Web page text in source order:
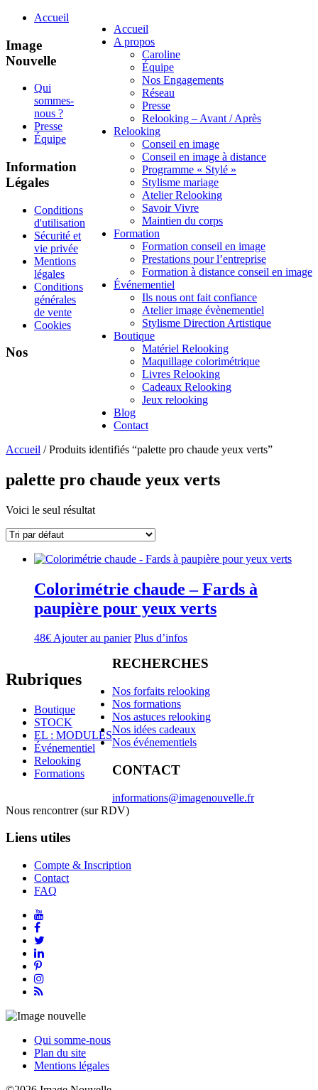
Accueil
A propos
Caroline
Équipe
Nos Engagements
Réseau
Presse
Relooking – Avant / Après
Relooking
Conseil en image
Conseil en image à distance
Programme « Stylé »
Stylisme mariage
Atelier Relooking
Savoir Vivre
Maintien du corps
Formation
Formation conseil en image
Prestations pour l’entreprise
Formation à distance conseil en image
Événementiel
Ils nous ont fait confiance
Atelier image évènementiel
Stylisme Direction Artistique
Boutique
Matériel Relooking
Maquillage colorimétrique
Livres Relooking
Cadeaux Relooking
Jeux relooking
Blog
Contact
Accueil
Accueil / Produits identifiés “palette pro chaude yeux verts”
palette pro chaude yeux verts
Voici le seul résultat
Colorimétrie chaude – Fards à
paupière pour yeux verts
48€Ajouter au panier Plus d’infos
Rubriques
Boutique
STOCK
EL : MODULES
Événementiel
Relooking
Formations
Image
Nouvelle
Qui
sommes-
nous ?
Presse
Équipe
Information
Légales
Conditions
d'utilisation
Sécurité et
vie privée
Mentions
légales
Conditions
générales
de vente
Cookies
Nos
RECHERCHES
Nos forfaits relooking
Nos formations
Nos astuces relooking
Nos idées cadeaux
Nos événementiels
CONTACT
informations@imagenouvelle.fr
Nous rencontrer (sur RDV)
Liens utiles
Compte & Inscription
Contact
FAQ
Qui somme-nous
Plan du site
Mentions légales